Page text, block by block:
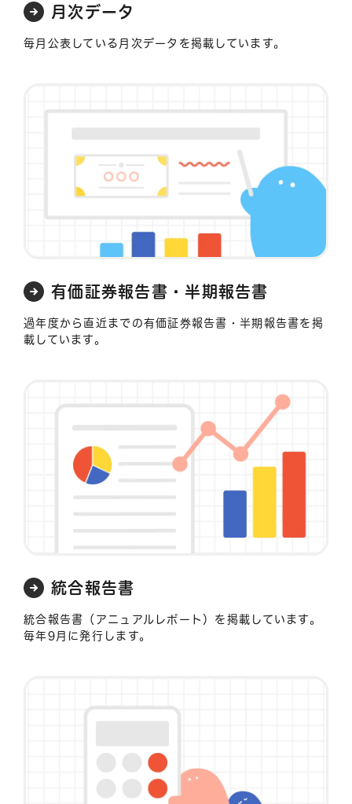
月次データ
毎月公表している月次データを掲載しています。
有価証券報告書・半期報告書
過年度から直近までの有価証券報告書・半期報告書を掲
載しています。
統合報告書
統合報告書（アニュアルレポート）を掲載しています。
毎年9月に発行します。